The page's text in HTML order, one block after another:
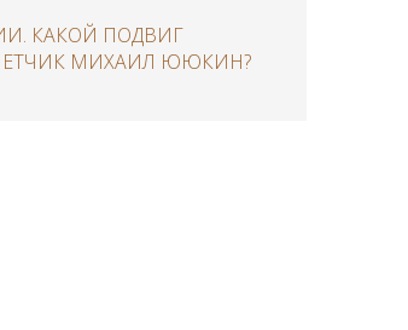
КАКОЙ ПОДВИГ
МИХАИЛ ЮЮКИН?